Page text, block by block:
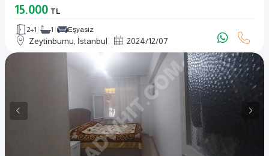
15.000 TL
2+1 1 Eşyasız
Zeytinburnu, İstanbul 2024/12/07